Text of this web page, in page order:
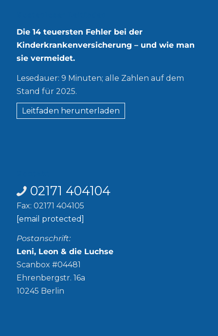
Die 14 teuersten Fehler bei der
Kinderkrankenversicherung – und wie man
sie vermeidet.
Lesedauer: 9 Minuten; alle Zahlen auf dem
Stand für 2025.
Leitfaden herunterladen
02171 404104
Fax: 02171 404105
[email protected]
Postanschrift:
Leni, Leon & die Luchse
Scanbox #04481
Ehrenbergstr. 16a
10245 Berlin